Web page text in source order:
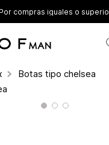
Por compras iguales o
Botas tipo chelsea